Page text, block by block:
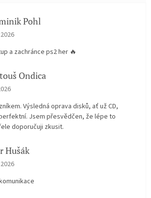
Pohl
obchodu je 5 z 5 hvězdiček.
a zachránce ps2 her 🔥
Ondica
obchodu je 5 z 5 hvězdiček.
Výsledná oprava disků, ať už CD,
Jsem přesvědčen, že lépe to
doporučuji zkusit.
Hušák
obchodu je 5 z 5 hvězdiček.